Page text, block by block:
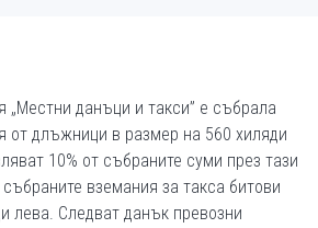
данъци и такси” е събрала
от длъжници в размер на 560 хиляди
10% от събраните суми през тази
вземания за такса битови
лева. Следват данък превозни